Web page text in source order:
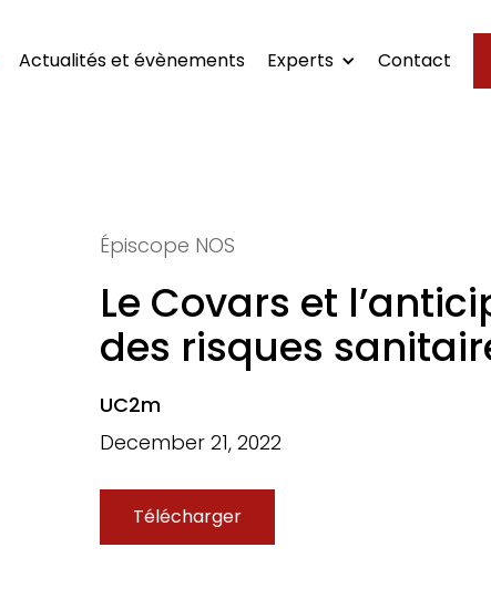
Actualités et évènements Experts Contact
Épiscope NOS
Le Covars et
des risques
UC2m
December 21, 2022
Télécharger